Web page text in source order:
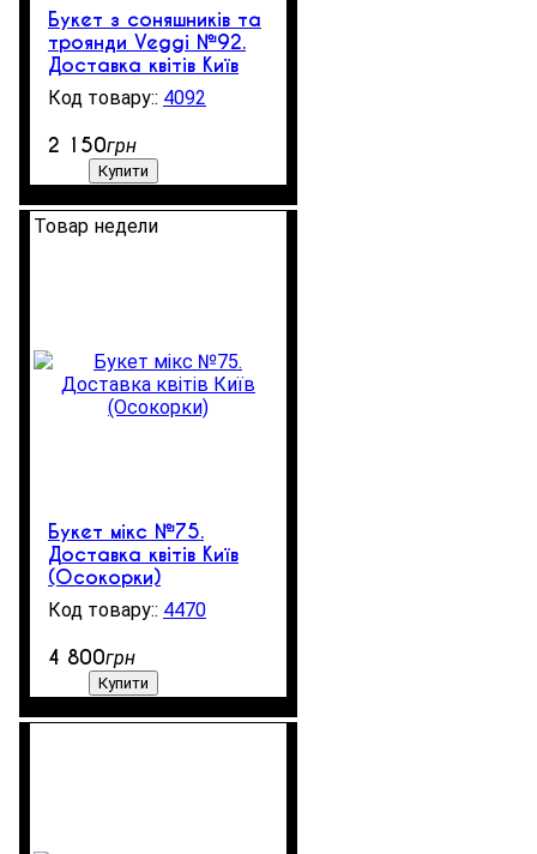
Букет з соняшників та
троянди Veggi №92.
Доставка квітів Київ
(Осокорки/Позняки)
4092
2 150грн
Купити
Товар недели
Букет мікс №75.
Доставка квітів Київ
(Осокорки)
4470
4 800грн
Купити